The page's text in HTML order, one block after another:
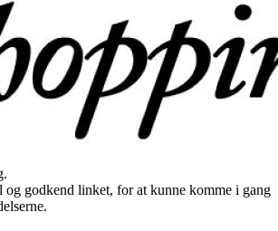
og godkend linket, for at kunne komme i gang